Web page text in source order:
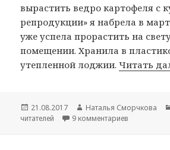
вырастить ведро картофеля с
репродукции» я набрела в
уже успела прорастить на
помещении. Хранила в
утепленной лоджии.Читать
Опубликовано
21.08.2017 Автор
Наталья Сморчкова
читателей
9 комментариев